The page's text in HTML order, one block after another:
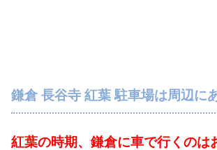
鎌倉 長谷寺 紅葉 駐車場は周辺に
紅葉の時期、鎌倉に車で行くのは